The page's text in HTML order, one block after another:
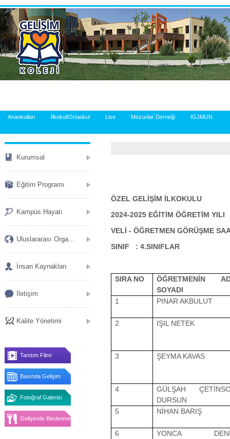
.
Anaokulları İlkokul/Ortaokul Lise Mezunlar Derneği IGJMUN
Kurumsal
Eğitim Programı
Kampüs Hayatı
Uluslararası Orga...
İnsan Kaynakları
İletişim
Kalite Yönetimi
Tanıtım Filmi
Basında Gelişim
Fotoğraf Galerisi
Gelişimde Beslenme
ÖZEL GELİŞİM İLKOKULU
2024-2025 EĞİTİM ÖĞRETİM YILI
VELİ - ÖĞRETMEN GÖRÜŞME
SINIF : 4.SINIFLAR
SIRA NO
ÖĞRETMENİN
SOYADI
1
PINAR AKBULUT
2 IŞIL NETEK
3 ŞEYMA KAVAS
4
GÜLŞAH
DURSUN
5
NİHAN BARIŞ
6
YONCA